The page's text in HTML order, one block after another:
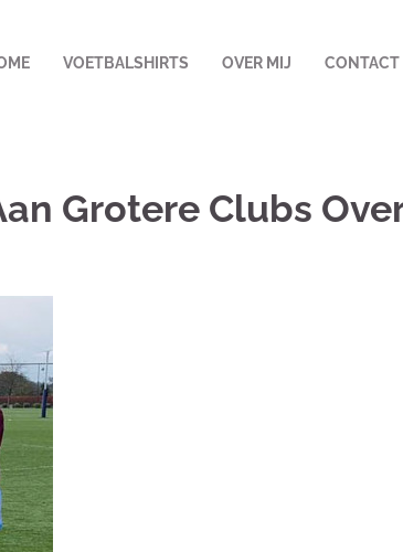
VOETBALSHIRTS OVER MIJ CONTACT
Grotere Clubs